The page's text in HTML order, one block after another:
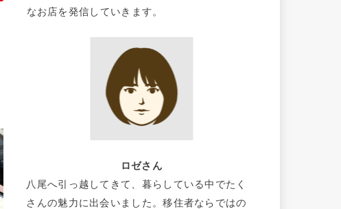
なお店を発信していきます。
ロゼさん
八尾へ引っ越してきて、暮らしている中でたく
さんの魅力に出会いました。移住者ならではの